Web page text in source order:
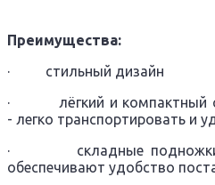
Преимущества:
· стильный дизайн
· лёгкий и компактный
- легко транспортировать и
· складные подножки
обеспечивают удобство